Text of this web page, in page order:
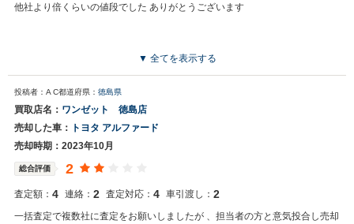
他社より倍くらいの値段でした ありがとうございます
▼ 全てを表示する
投稿者：A C都道府県： 徳島県
買取店名： ワンゼット 徳島店
売却した車：
トヨタ アルファード
売却時期：2023年10月
総合評価 2
査定額： 4 連絡： 2 査定対応： 4 車引渡し： 2
一括査定で複数社に査定をお願いしましたが 、担当者の方と意気投合し売却